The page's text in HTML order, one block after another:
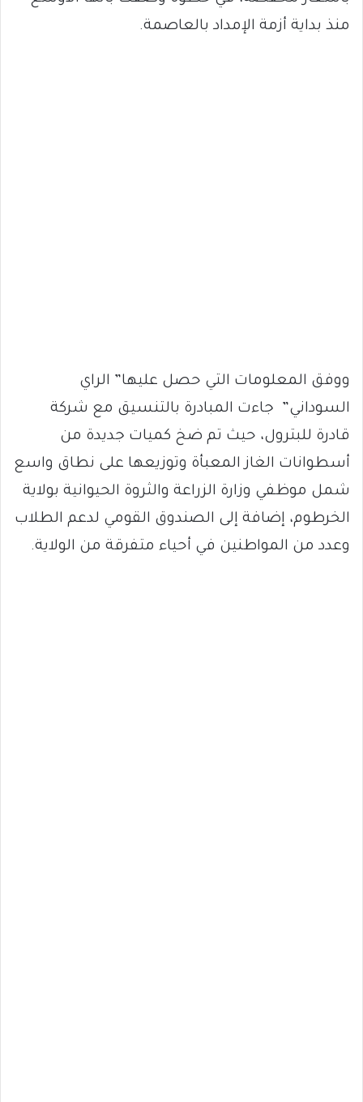
منذ بداية أزمة الإمداد بالعاصمة.
ووفق المعلومات التي حصل عليها” الراي
السوداني” جاءت المبادرة بالتنسيق مع شركة
قادرة للبترول، حيث تم ضخ كميات جديدة من
أسطوانات الغاز المعبأة وتوزيعها على نطاق واسع
شمل موظفي وزارة الزراعة والثروة الحيوانية بولاية
الخرطوم، إضافة إلى الصندوق القومي لدعم الطلاب
وعدد من المواطنين في أحياء متفرقة من الولاية.